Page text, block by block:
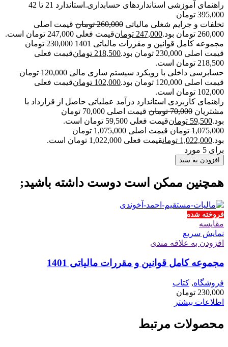
راهنمای آموزشی استانداردهای حسابداری.استاندارد 21 تا 42
395,000 تومان
تخلفات و جرایم شغلی مالیاتی 260,000 تومان قیمت اصلی
260,000 تومان بود.
247,000 تومانقیمت فعلی 247,000 تومان است.
مجموعه کامل قوانین و مقررات مالیاتی 1401
230,000 تومان
قیمت اصلی 230,000 تومان بود.
218,500 تومانقیمت فعلی
218,500 تومان است.
حسابرسی داخلی با رویکرد سیستم سازی مالی 120,000 تومان
قیمت اصلی 120,000 تومان بود.
102,000 تومانقیمت فعلی
102,000 تومان است.
راهنمای کاربردی استاندارد درآمد عملیاتی حاصل از قرارداد با
مشتریان 70,000 تومان
قیمت اصلی 70,000 تومان
بود.59,500 تومانقیمت فعلی 59,500 تومان است.
1,075,000 تومان
قیمت اصلی 1,075,000 تومان
بود.1,022,000 تومانقیمت فعلی 1,022,000 تومان است.
برای 5 مورد
افزودن به سبد
همچنین ممکن است دوست داشته باشید;
فروخته شده
مقايسه
نمایش سریع
افزودن به علاقه مندی
مجموعه کامل قوانین و مقررات مالیاتی 1401
فروشگاه, کتاب
230,000 تومان
اطلاعات بیشتر
محصولات مرتبط